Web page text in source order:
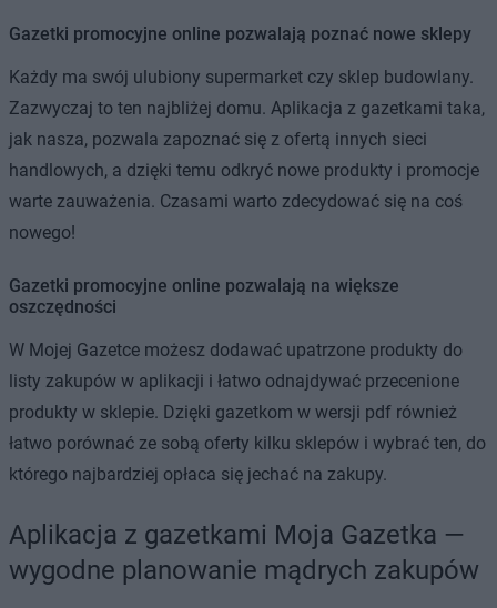
Gazetki promocyjne online pozwalają poznać nowe sklepy
Każdy ma swój ulubiony supermarket czy sklep budowlany.
Zazwyczaj to ten najbliżej domu. Aplikacja z gazetkami taka,
jak nasza, pozwala zapoznać się z ofertą innych sieci
handlowych, a dzięki temu odkryć nowe produkty i promocje
warte zauważenia. Czasami warto zdecydować się na coś
nowego!
Gazetki promocyjne online pozwalają na większe
oszczędności
W Mojej Gazetce możesz dodawać upatrzone produkty do
listy zakupów w aplikacji i łatwo odnajdywać przecenione
produkty w sklepie. Dzięki gazetkom w wersji pdf również
łatwo porównać ze sobą oferty kilku sklepów i wybrać ten, do
którego najbardziej opłaca się jechać na zakupy.
Aplikacja z gazetkami Moja Gazetka —
wygodne planowanie mądrych zakupów